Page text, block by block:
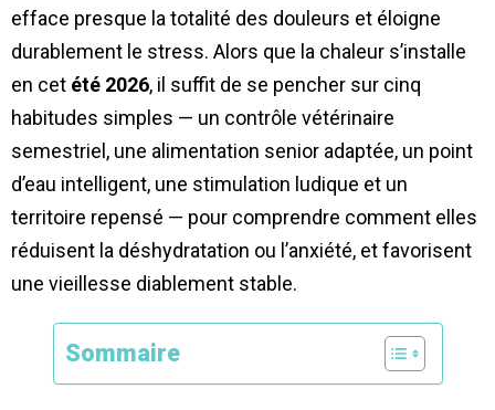
efface presque la totalité des douleurs et éloigne
durablement le stress. Alors que la chaleur s’installe
en cet été 2026, il suffit de se pencher sur cinq
habitudes simples — un contrôle vétérinaire
semestriel, une alimentation senior adaptée, un point
d’eau intelligent, une stimulation ludique et un
territoire repensé — pour comprendre comment elles
réduisent la déshydratation ou l’anxiété, et favorisent
une vieillesse diablement stable.
Sommaire